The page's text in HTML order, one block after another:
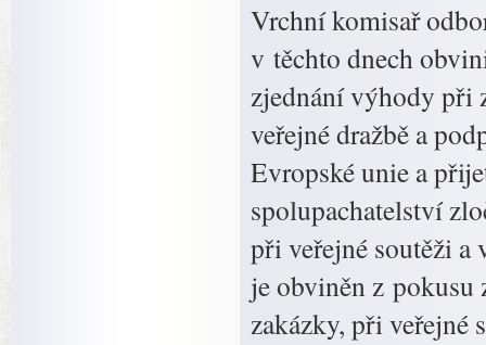
Vrchní komisař
v těchto dnech
zjednání výhody při
veřejné dražbě a
Evropské unie a
spolupachatelství
při veřejné soutěži a
je obviněn z
zakázky, při veřejné